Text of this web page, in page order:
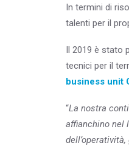
In termini di
talenti per il
Il 2019 è stato
tecnici per il
business unit
“La nostra
affianchino nel